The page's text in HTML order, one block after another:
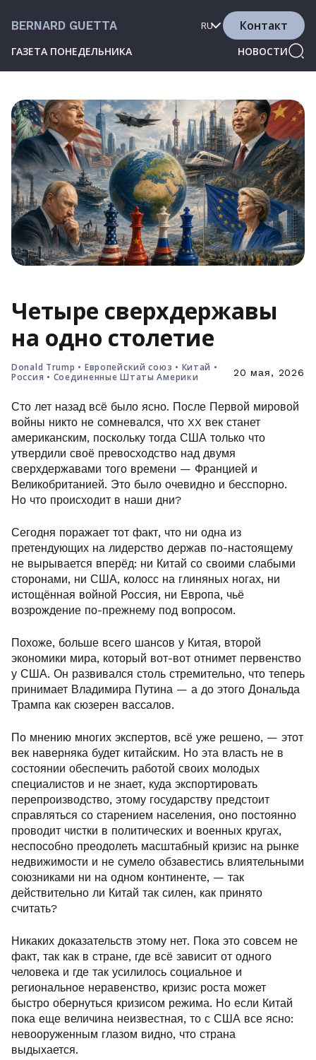
BERNARD GUETTA
ГАЗЕТА ПОНЕДЕЛЬНИКА НОВОСТИ
RU Контакт
Четыре сверхдержавы
на одно столетие
Donald Trump • Европейский союз • Китай •
Россия • Соединенные Штаты Америки 20 мая, 2026
Сто лет назад всё было ясно. После Первой мировой
войны никто не сомневался, что XX век станет
американским, поскольку тогда США только что
утвердили своё превосходство над двумя
сверхдержавами того времени — Францией и
Великобританией. Это было очевидно и бесспорно.
Но что происходит в наши дни?
Сегодня поражает тот факт, что ни одна из
претендующих на лидерство держав по-настоящему
не вырывается вперёд: ни Китай со своими слабыми
сторонами, ни США, колосс на глиняных ногах, ни
истощённая войной Россия, ни Европа, чьё
возрождение по-прежнему под вопросом.
Похоже, больше всего шансов у Китая, второй
экономики мира, который вот-вот отнимет первенство
у США. Он развивался столь стремительно, что теперь
принимает Владимира Путина — а до этого Дональда
Трампа как сюзерен вассалов.
По мнению многих экспертов, всё уже решено, — этот
век наверняка будет китайским. Но эта власть не в
состоянии обеспечить работой своих молодых
специалистов и не знает, куда экспортировать
перепроизводство, этому государству предстоит
справляться со старением населения, оно постоянно
проводит чистки в политических и военных кругах,
неспособно преодолеть масштабный кризис на рынке
недвижимости и не сумело обзавестись влиятельными
союзниками ни на одном континенте, — так
действительно ли Китай так силен, как принято
считать?
Никаких доказательств этому нет. Пока это совсем не
факт, так как в стране, где всё зависит от одного
человека и где так усилилось социальное и
региональное неравенство, кризис роста может
быстро обернуться кризисом режима. Но если Китай
пока еще величина неизвестная, то с США все ясно:
невооруженным глазом видно, что страна
выдыхается.